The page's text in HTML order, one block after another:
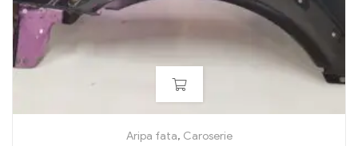
Aripa fata, Caroserie